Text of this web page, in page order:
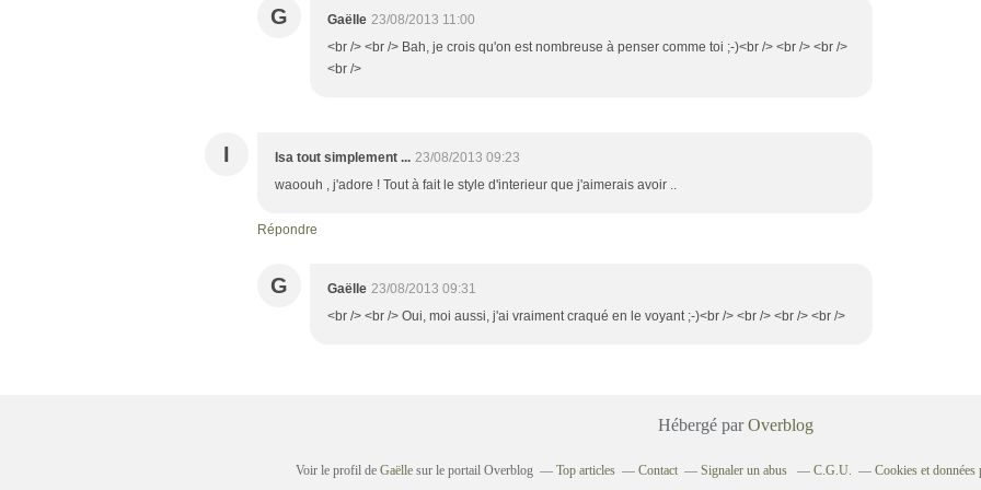
G Gaëlle 23/08/2013 11:00
<br /> <br /> Bah, je crois qu'on est nombreuse à penser comme toi ;-)<br /> <br /> <br />
<br />
I Isa tout simplement ... 23/08/2013 09:23
waoouh , j'adore ! Tout à fait le style d'interieur que j'aimerais avoir ..
Répondre
G Gaëlle 23/08/2013 09:31
<br /> <br /> Oui, moi aussi, j'ai vraiment craqué en le voyant ;-)<br /> <br /> <br /> <br />
Hébergé parOverblog
Voir le profil de Gaëlle sur le portail Overblog Top articles Contact Signaler un abus C.G.U. Cookies et données